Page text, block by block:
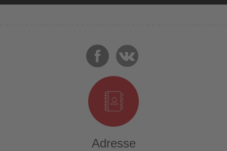
Adresse